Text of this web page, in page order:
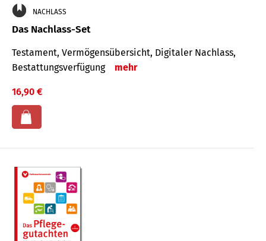
NACHLASS
Das Nachlass-Set
Testament, Vermögens­übersicht, Digitaler Nach­lass,
Bestat­tungs­ver­fügung
mehr
16,90 €